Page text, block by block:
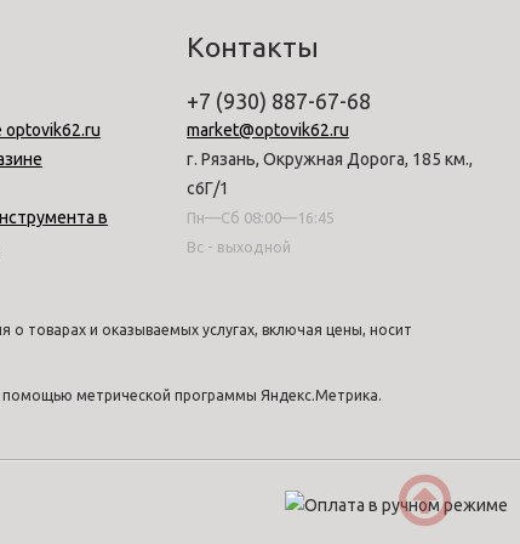
optovik62.ru
в
Контакты
+7 (930) 887-67-68
market@optovik62.ru
г. Рязань, Окружная Дорога, 185 км.,
с6Г/1
Пн—Сб 08:00—16:45
Вс - выходной
товарах и оказываемых услугах, включая цены, носит
помощью метрической программы Яндекс.Метрика.